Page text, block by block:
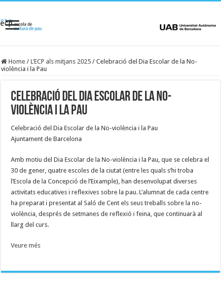
Home / L’ECP als mitjans 2025 / Celebració del Dia Escolar de la No-
violència i la Pau
Celebració del Dia Escolar de la No-
violència i la Pau
Celebració del Dia Escolar de la No-violència i la Pau
Ajuntament de Barcelona
Amb motiu del Dia Escolar de la No-violència i la Pau, que se celebra el
30 de gener, quatre escoles de la ciutat (entre les quals s’hi troba
l’Escola de la Concepció de l’Eixample), han desenvolupat diverses
activitats educatives i reflexives sobre la pau. L’alumnat de cada centre
ha preparat i presentat al Saló de Cent els seus treballs sobre la no-
violència, després de setmanes de reflexió i feina, que continuarà al
llarg del curs.
Veure més